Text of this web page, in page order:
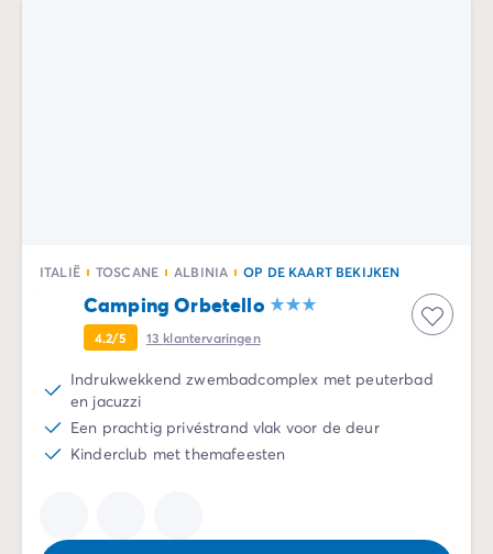
ITALIË TOSCANE ALBINIA OP DE KAART BEKIJKEN
Camping Orbetello
4.2/5 13 klantervaringen
Indrukwekkend zwembadcomplex met peuterbad
en jacuzzi
Een prachtig privéstrand vlak voor de deur
Kinderclub met themafeesten